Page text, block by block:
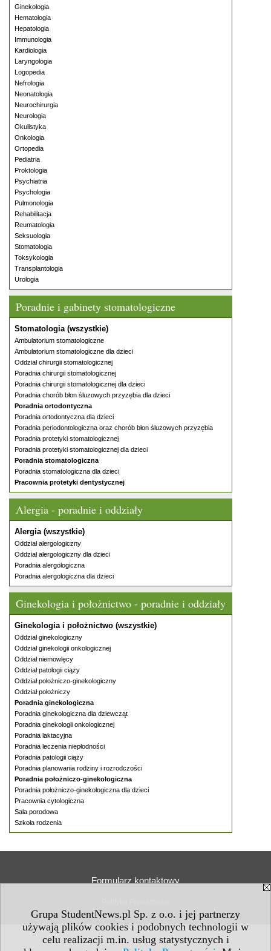
Grupa StudentNews.pl Sp. z o.o. i jej partnerzy
używają plików cookies i podobnych technologii w
celu realizacji m.in. usług statystycznych i
Ginekologia
Hematologia
Hepatologia
Immunologia
Kardiologia
Laryngologia
Logopedia
Nefrologia
Neonatologia
Neurochirurgia
Neurologia
Okulistyka
Onkologia
Ortopedia
Pediatria
Proktologia
Psychiatria
Psychologia
Pulmonologia
Rehabilitacja
Reumatologia
Seksuologia
Stomatologia
Toksykologia
Transplantologia
Urologia
Poradnie i gabinety stomatologiczne
Stomatologia (wszystkie)
Ambulatorium stomatologiczne
Ambulatorium stomatologiczne dla dzieci
Oddział chirurgii stomatologicznej
Poradnia chirurgii stomatologicznej
Poradnia chirurgii stomatologicznej dla dzieci
Poradnia chorób błon śluzowych przyzębia dla dzieci
Poradnia ortodontyczna
Poradnia ortodontyczna dla dzieci
Poradnia periodontologiczna oraz chorób błon śluzowych przyzębia
Poradnia protetyki stomatologicznej
Poradnia protetyki stomatologicznej dla dzieci
Poradnia stomatologiczna
Poradnia stomatologiczna dla dzieci
Pracownia protetyki dentystycznej
Alergia - poradnie i oddziały
Alergia (wszystkie)
Oddział alergologiczny
Oddział alergologiczny dla dzieci
Poradnia alergologiczna
Poradnia alergologiczna dla dzieci
Ginekologia i położnictwo - poradnie i oddziały
Ginekologia i położnictwo (wszystkie)
Oddział ginekologiczny
Oddział ginekologii onkologicznej
Oddział niemowlęcy
Oddział patologii ciąży
Oddział położniczo-ginekologiczny
Oddział położniczy
Poradnia ginekologiczna
Poradnia ginekologiczna dla dziewcząt
Poradnia ginekologii onkologicznej
Poradnia laktacyjna
Poradnia leczenia niepłodności
Poradnia patologii ciąży
Poradnia planowania rodziny i rozrodczości
Poradnia położniczo-ginekologiczna
Poradnia położniczo-ginekologiczna dla dzieci
Pracownia cytologiczna
Sala porodowa
Szkoła rodzenia
Formularz kontaktowy